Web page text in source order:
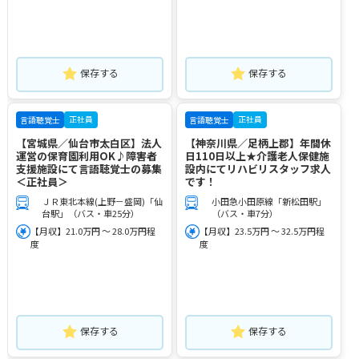
保存する 保存する
言語聴覚士 正社員
【宮城県／仙台市太白区】法人
運営の保育園利用OK♪障害者
支援施設にて言語聴覚士の募集
＜正社員＞
ＪＲ東北本線(上野－盛岡)「仙
台駅」（バス・車25分）
【月収】21.0万円 ～ 28.0万円程
度
保存する
言語聴覚士 正社員
【神奈川県／足柄上郡】年間休
日110日以上★介護老人保健施
設内にてリハビリスタッフ求人
です！
小田急小田原線「新松田駅」
（バス・車7分）
【月収】23.5万円 ～ 32.5万円程
度
保存する